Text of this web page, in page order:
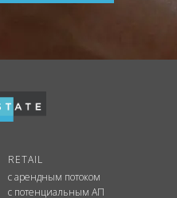
RETAIL
с арендным потоком
с потенциальным АП